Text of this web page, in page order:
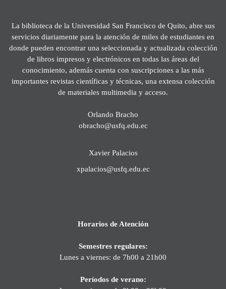
La biblioteca de la Universidad San Francisco de Quito, abre sus
servicios diariamente para la atención de miles de estudiantes en
donde pueden encontrar una seleccionada y actualizada colección
de libros impresos y electrónicos en todas las áreas del
conocimiento, además cuenta con suscripciones a las más
importantes revistas científicas y técnicas, una extensa colección
de materiales multimedia y acceso.
Orlando Bracho
obracho@usfq.edu.ec
Xavier Palacios
xpalacios@usfq.edu.ec
Horarios de Atención
Semestres regulares:
Lunes a viernes: de 7h00 a 21h00
Períodos de verano: